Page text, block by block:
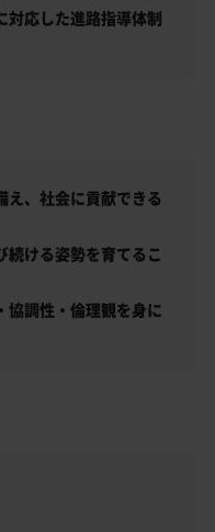
対応した進路指導体制
え、社会に貢献できる
続ける姿勢を育てるこ
協調性・倫理観を身に